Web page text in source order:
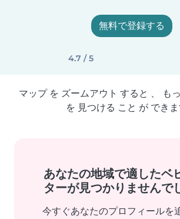
無料で登録する
4.7 / 5
マップ を ズームアウト すると 、 も
を 見つける こと が できま
あなたの地域で適したベ
ターが見つかりませんで
今すぐあなたのプロフィールを